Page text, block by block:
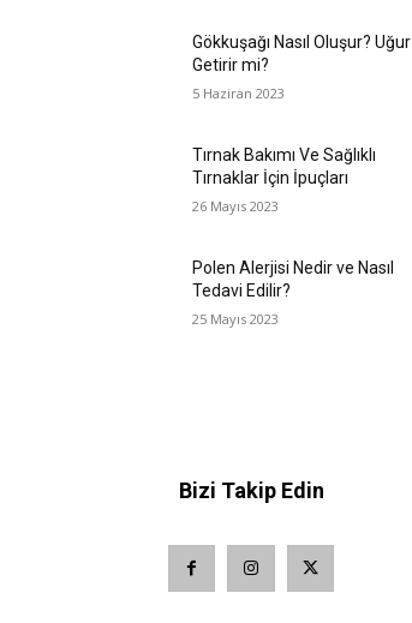
Gökkuşağı Nasıl Oluşur? Uğur
Getirir mi?
5 Haziran 2023
Tırnak Bakımı Ve Sağlıklı
Tırnaklar İçin İpuçları
26 Mayıs 2023
Polen Alerjisi Nedir ve Nasıl
Tedavi Edilir?
25 Mayıs 2023
Bizi Takip Edin